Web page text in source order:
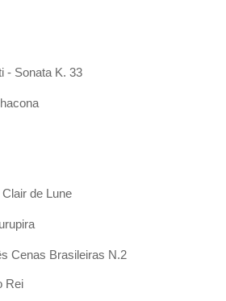
- Sonata K. 33
de Lune
Cenas Brasileiras N.2
Rei